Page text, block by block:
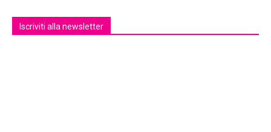
Iscriviti alla newsletter